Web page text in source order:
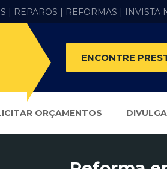
| REPAROS | REFORMAS | INVISTA
ENCONTRE
ORÇAMENTOS